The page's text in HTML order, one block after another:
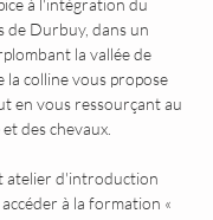
à l'intégration du
de Durbuy, dans un
la vallée de
la colline vous propose
en vous ressourçant au
des chevaux.
atelier d'introduction
à la formation «